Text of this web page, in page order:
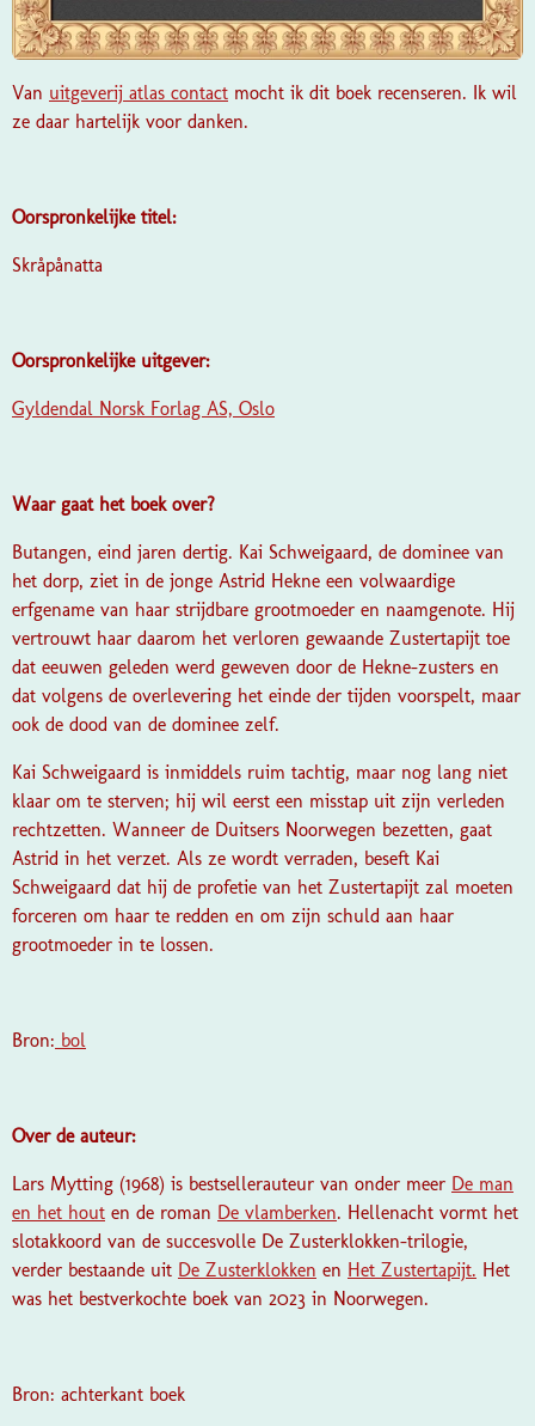
Van uitgeverij atlas contact mocht ik dit boek recenseren. Ik wil
ze daar hartelijk voor danken.
Oorspronkelijke titel:
Skråpånatta
Oorspronkelijke uitgever:
Gyldendal Norsk Forlag AS, Oslo
Waar gaat het boek over?
Butangen, eind jaren dertig. Kai Schweigaard, de dominee van
het dorp, ziet in de jonge Astrid Hekne een volwaardige
erfgename van haar strijdbare grootmoeder en naamgenote. Hij
vertrouwt haar daarom het verloren gewaande Zustertapijt toe
dat eeuwen geleden werd geweven door de Hekne-zusters en
dat volgens de overlevering het einde der tijden voorspelt, maar
ook de dood van de dominee zelf.
Kai Schweigaard is inmiddels ruim tachtig, maar nog lang niet
klaar om te sterven; hij wil eerst een misstap uit zijn verleden
rechtzetten. Wanneer de Duitsers Noorwegen bezetten, gaat
Astrid in het verzet. Als ze wordt verraden, beseft Kai
Schweigaard dat hij de profetie van het Zustertapijt zal moeten
forceren om haar te redden en om zijn schuld aan haar
grootmoeder in te lossen.
Bron: bol
Over de auteur:
Lars Mytting (1968) is bestsellerauteur van onder meer De man
en het hout en de roman De vlamberken. Hellenacht vormt het
slotakkoord van de succesvolle De Zusterklokken-trilogie,
verder bestaande uit De Zusterklokken en Het Zustertapijt. Het
was het bestverkochte boek van 2023 in Noorwegen.
Bron: achterkant boek